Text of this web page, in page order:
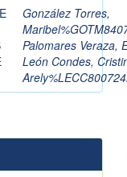
González Torres,
Palomares Veraza,
León Condes,